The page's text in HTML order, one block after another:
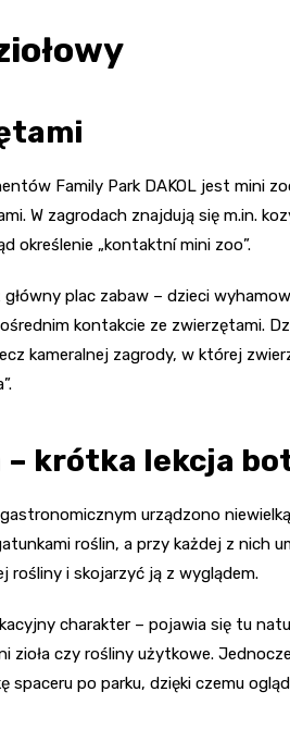
Family Park DAKOL jest mini
W zagrodach znajdują się m.in.
określenie „kontaktní mini zoo”.
plac zabaw – dzieci
kontakcie ze zwierzętami.
kameralnej zagrody, w której
– krótka lekcja
urządzono
roślin, a przy każdej z nich
rośliny i skojarzyć ją z wyglądem.
charakter – pojawia się tu
zioła czy rośliny użytkowe.
spaceru po parku, dzięki czemu